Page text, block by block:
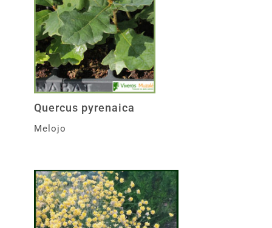
Quercus pyrenaica
Melojo